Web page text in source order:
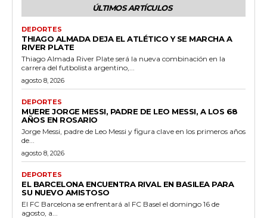
ÚLTIMOS ARTÍCULOS
DEPORTES
THIAGO ALMADA DEJA EL ATLÉTICO Y SE MARCHA A
RIVER PLATE
Thiago Almada River Plate será la nueva combinación en la
carrera del futbolista argentino,...
agosto 8, 2026
DEPORTES
MUERE JORGE MESSI, PADRE DE LEO MESSI, A LOS 68
AÑOS EN ROSARIO
Jorge Messi, padre de Leo Messi y figura clave en los primeros años
de...
agosto 8, 2026
DEPORTES
EL BARCELONA ENCUENTRA RIVAL EN BASILEA PARA
SU NUEVO AMISTOSO
El FC Barcelona se enfrentará al FC Basel el domingo 16 de
agosto, a...